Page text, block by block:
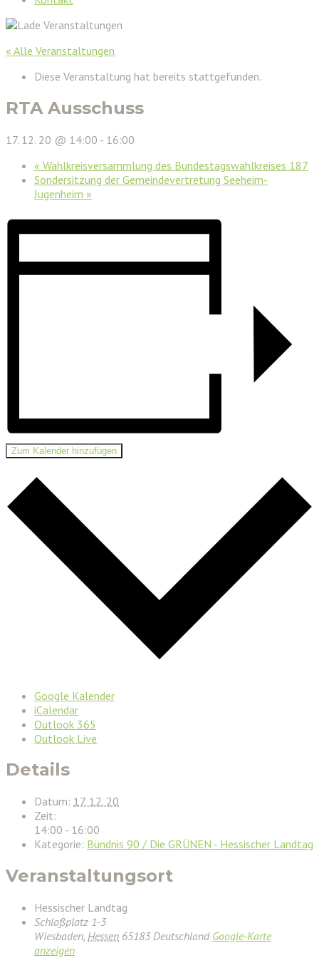
« Alle Veranstaltungen
Diese Veranstaltung hat bereits stattgefunden.
RTA Ausschuss
17. 12. 20 @ 14:00 - 16:00
« Wahlkreisversammlung des Bundestagswahlkreises 187
Sondersitzung der Gemeindevertretung Seeheim-
Jugenheim »
Zum Kalender hinzufügen
Google Kalender
iCalendar
Outlook 365
Outlook Live
Details
Datum: 17. 12. 20
Zeit:
14:00 - 16:00
Kategorie: Bündnis 90 / Die GRÜNEN - Hessischer Landtag
Veranstaltungsort
Hessischer Landtag
Schloßplatz 1-3
Wiesbaden, Hessen 65183 Deutschland Google-Karte
anzeigen